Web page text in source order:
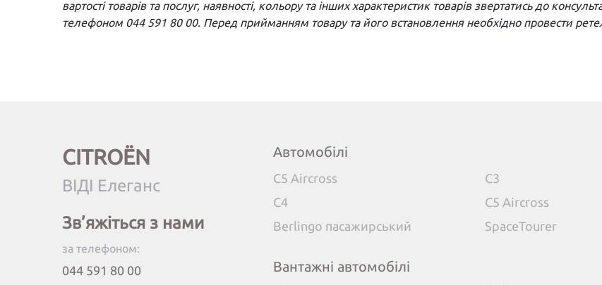
вартості товарів та послуг, наявності, кольору та інших характеристик товарів звертатись до
телефоном 044 591 80 00. Перед прийманням товару та його встановлення необхідно провести
CITROËN
ВІДІ Елеганс
Зв’яжіться з нами
за телефоном:
044 591 80 00
Автомобілі
C5 Aircross C3
C4
C5 Aircross
Berlingo пасажирський
SpaceTourer
Вантажні автомобілі